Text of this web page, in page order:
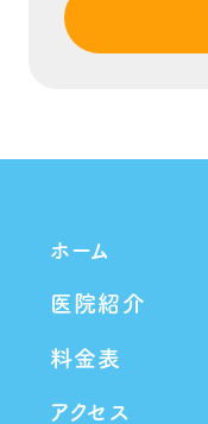
ホーム
医院紹介
料金表
アクセス